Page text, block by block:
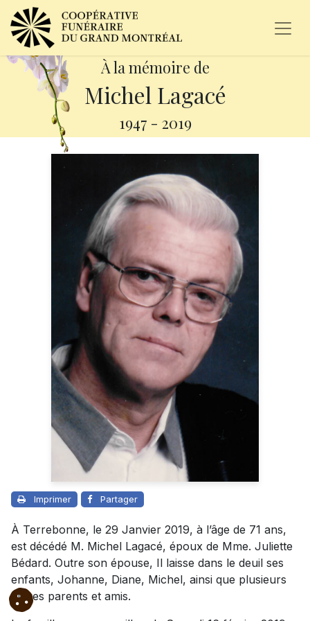
À la mémoire de
Michel Lagacé
1947 - 2019
Imprimer Partager
À Terrebonne, le 29 Janvier 2019, à l’âge de 71 ans,
est décédé M. Michel Lagacé, époux de Mme. Juliette
Bédard. Outre son épouse, Il laisse dans le deuil ses
enfants, Johanne, Diane, Michel, ainsi que plusieurs
autres parents et amis.